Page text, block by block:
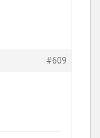
#609